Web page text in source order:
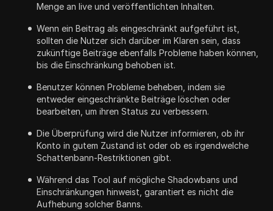
Menge an live und veröffentlichten Inhalten.
Wenn ein Beitrag als eingeschränkt aufgeführt ist,
sollten die Nutzer sich darüber im Klaren sein, dass
zukünftige Beiträge ebenfalls Probleme haben können,
bis die Einschränkung behoben ist.
Benutzer können Probleme beheben, indem sie
entweder eingeschränkte Beiträge löschen oder
bearbeiten, um ihren Status zu verbessern.
Die Überprüfung wird die Nutzer informieren, ob ihr
Konto in gutem Zustand ist oder ob es irgendwelche
Schattenbann-Restriktionen gibt.
Während das Tool auf mögliche Shadowbans und
Einschränkungen hinweist, garantiert es nicht die
Aufhebung solcher Banns.